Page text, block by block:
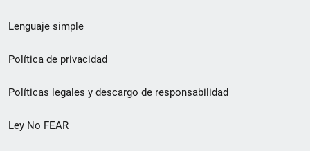
de
pie
de
página
Lenguaje simple
Política de privacidad
Políticas legales y descargo de responsabilidad
Ley No FEAR